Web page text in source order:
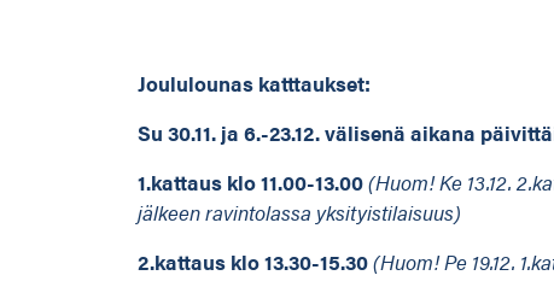
Joululounas katttaukset:
Su 30.11. ja 6.-23.12. välisenä aikana
1.kattaus klo 11.00-13.00(Huom! Ke 13.12.
jälkeen ravintolassa yksityistilaisuus)
2.kattaus klo 13.30-15.30(Huom! Pe 19.12.